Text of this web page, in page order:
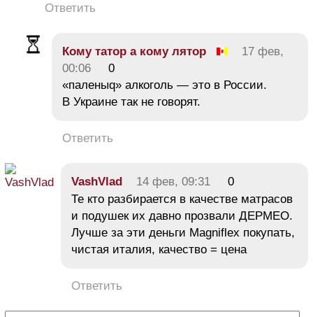
Ответить
Кому татор а кому лятор
17 фев,
00:06
0
«паленыq» алкоголь — это в России.
В Украине так не говорят.
Ответить
VashVlad 14 фев, 09:31
0
Те кто разбирается в качестве матрасов
и подушек их давно прозвали ДЕРМЕО.
Лучше за эти деньги Magniflex покупать,
чистая италия, качество = цена
Ответить